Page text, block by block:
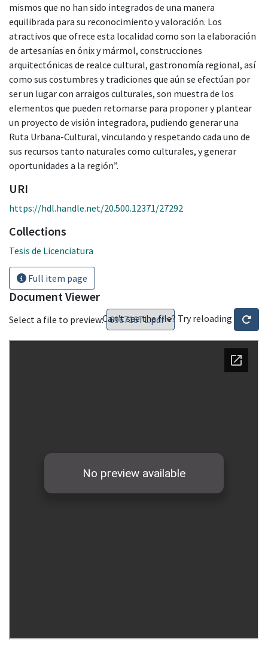
mismos que no han sido integrados de una manera
equilibrada para su reconocimiento y valoración. Los
atractivos que ofrece esta localidad como son la elaboración
de artesanías en ónix y mármol, construcciones
arquitectónicas de realce cultural, gastronomía regional, así
como sus costumbres y tradiciones que aún se efectúan por
ser un lugar con arraigos culturales, son muestra de los
elementos que pueden retomarse para proponer y plantear
un proyecto de visión integradora, pudiendo generar una
Ruta Urbana-Cultural, vinculando y respetando cada uno de
sus recursos tanto naturales como culturales, y generar
oportunidades a la región”.
URI
https://hdl.handle.net/20.500.12371/27292
Collections
Tesis de Licenciatura
Full item page
Document Viewer
Select a file to preview:Can't see the file? Try reloading